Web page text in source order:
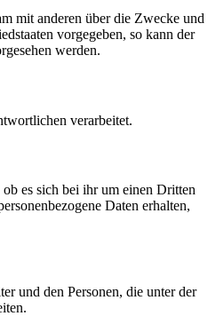
mit anderen über die Zwecke und
vorgegeben, so kann der
werden.
verarbeitet.
es sich bei ihr um einen Dritten
Daten erhalten,
und den Personen, die unter der